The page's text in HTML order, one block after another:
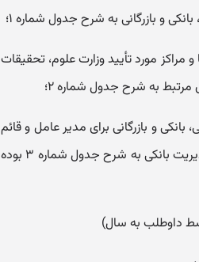
و مراکز مورد تأیید وزارت علوم، تحقیقات
به شرح جدول شماره ۲؛
های مالی، بانکی و بازرگانی برای مدیر عامل و قائم
مقام مدیرعامل که حداقل پنج سال از آن در سمت های مدیریت بانکی به شرح جدول شماره ۳ بوده
داوطلب به سال)